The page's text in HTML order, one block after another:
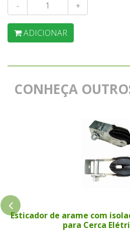
- +
ADICIONAR
CONHEÇA
Esticador de arame com
para Cerca